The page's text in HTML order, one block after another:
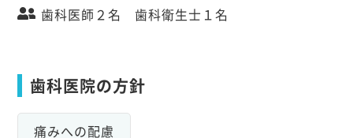
歯科医師２名 歯科衛生士１名
歯科医院の方針
痛みへの配慮